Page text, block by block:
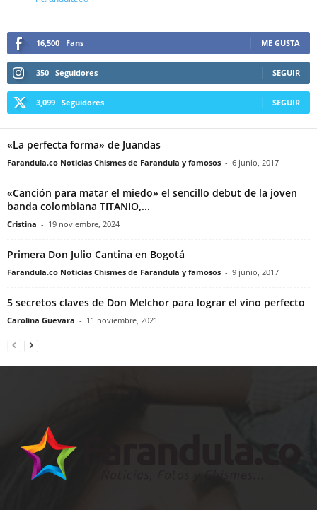
16,500 Fans ME GUSTA
350 Seguidores SEGUIR
3,099 Seguidores SEGUIR
«La perfecta forma» de Juandas
Farandula.co Noticias Chismes de Farandula y famosos - 6 junio, 2017
«Canción para matar el miedo» el sencillo debut de la joven
banda colombiana TITANIO,...
Cristina - 19 noviembre, 2024
Primera Don Julio Cantina en Bogotá
Farandula.co Noticias Chismes de Farandula y famosos - 9 junio, 2017
5 secretos claves de Don Melchor para lograr el vino perfecto
Carolina Guevara - 11 noviembre, 2021